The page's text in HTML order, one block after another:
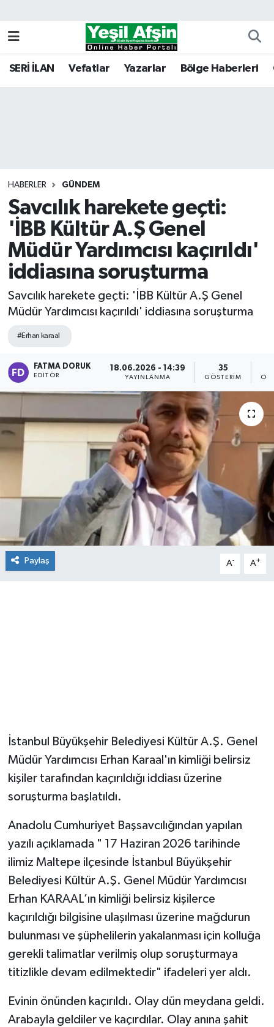
SERİ İLAN Vefatlar Yazarlar Bölge Haberleri
HABERLER GÜNDEM
Savcılık harekete geçti:
'İBB Kültür A.Ş Genel
Müdür Yardımcısı kaçırıldı'
iddiasına soruşturma
Savcılık harekete geçti: 'İBB Kültür A.Ş Genel
Müdür Yardımcısı kaçırıldı' iddiasına soruşturma
#Erhan karaal
FATMA DORUK
EDITÖR
18.06.2026 - 14:39
YAYINLANMA
35
GÖSTERIM
Paylaş A- A+
İstanbul Büyükşehir Belediyesi Kültür A.Ş. Genel
Müdür Yardımcısı Erhan Karaal'ın kimliği belirsiz
kişiler tarafından kaçırıldığı iddiası üzerine
soruşturma başlatıldı.
Anadolu Cumhuriyet Başsavcılığından yapılan
yazılı açıklamada " 17 Haziran 2026 tarihinde
ilimiz Maltepe ilçesinde İstanbul Büyükşehir
Belediyesi Kültür A.Ş. Genel Müdür Yardımcısı
Erhan KARAAL’ın kimliği belirsiz kişilerce
kaçırıldığı bilgisine ulaşılması üzerine mağdurun
bulunması ve şüphelilerin yakalanması için kolluğa
gerekli talimatlar verilmiş olup soruşturmaya
titizlikle devam edilmektedir" ifadeleri yer aldı.
Evinin önünden kaçırıldı. Olay dün meydana geldi.
Arabayla geldiler ve kaçırdılar. Olay anına şahit
Kahramanmaraş Nöbetçi Eczaneler
Tüm Manşetler
Son Dakika Haberleri
Haber Arşivi